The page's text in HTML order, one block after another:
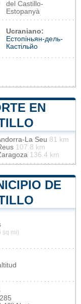
del Castillo-
Estopanyà
Ucraniano:
Естопіньян-дель-
Кастільйо
EN
La Seu 81 km
107.8 km
136.4 km
DE
sq mi)